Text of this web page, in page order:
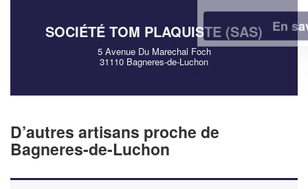
SOCIÉTÉ TOM PLAQUISTE (SAS)
5 Avenue Du Marechal Foch
31110 Bagneres-de-Luchon
D’autres artisans proche de
Bagneres-de-Luchon
En savoir plus